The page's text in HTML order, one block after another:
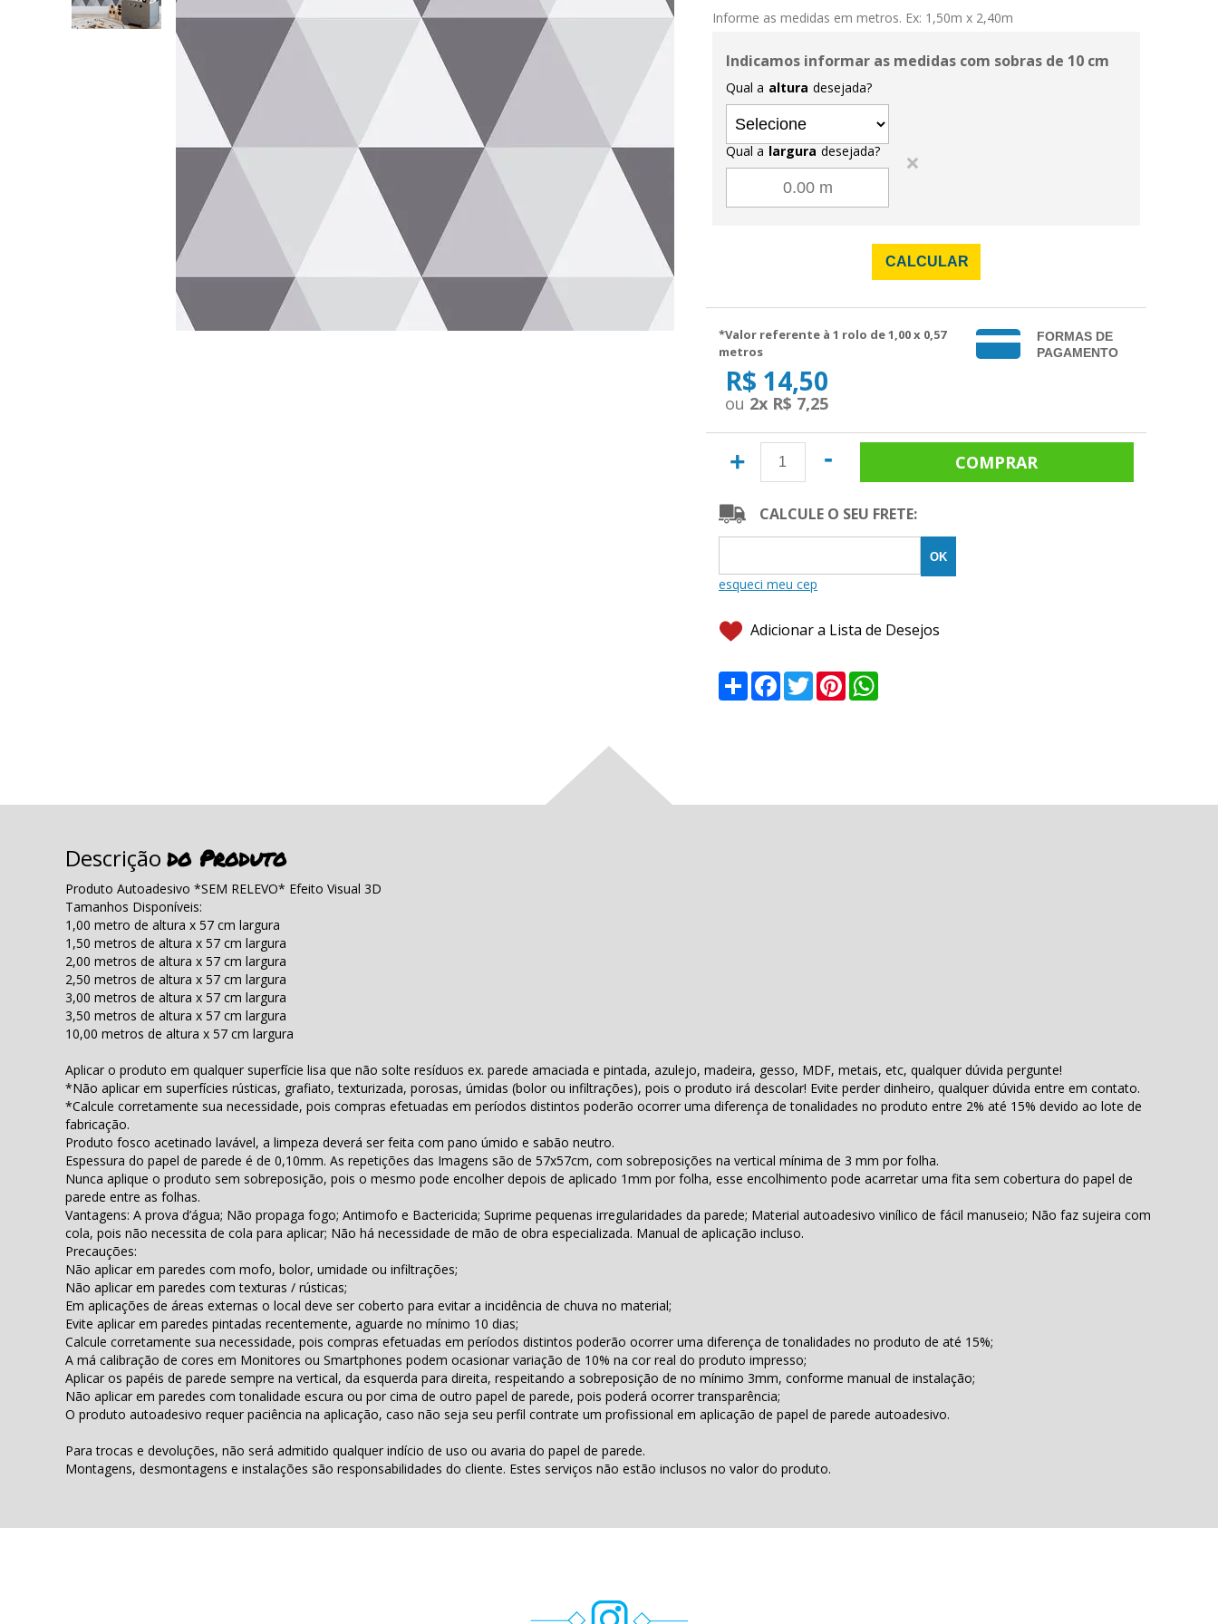
Informe as medidas em metros. Ex: 1,50m x 2,40m
Indicamos informar as medidas com sobras de 10 cm
Qual a altura desejada?
Qual a largura desejada?
CALCULAR
*Valor referente à 1 rolo de1,00x 0,57
metros
R$ 14,50
2x R$ 7,25
FORMAS DE
PAGAMENTO
+ -
CALCULE O SEU FRETE:
Adicionar a Lista de Desejos
ShareFacebook
TwitterPinterest
Descrição do Produto
Produto Autoadesivo *SEM RELEVO* Efeito Visual 3D
Tamanhos Disponíveis:
1,00 metro de altura x 57 cm largura
1,50 metros de altura x 57 cm largura
2,00 metros de altura x 57 cm largura
2,50 metros de altura x 57 cm largura
3,00 metros de altura x 57 cm largura
3,50 metros de altura x 57 cm largura
10,00 metros de altura x 57 cm largura
Aplicar o produto em qualquer superfície lisa que não solte resíduos ex. parede amaciada e pintada, azulejo, madeira, gesso, MDF, metais, etc, qualquer dúvida pergunte!
*Não aplicar em superfícies rústicas, grafiato, texturizada, porosas, úmidas (bolor ou infiltrações), pois o produto irá descolar! Evite perder dinheiro, qualquer dúvida entre em contato.
*Calcule corretamente sua necessidade, pois compras efetuadas em períodos distintos poderão ocorrer uma diferença de tonalidades no produto entre 2% até 15% devido ao lote de
fabricação.
Produto fosco acetinado lavável, a limpeza deverá ser feita com pano úmido e sabão neutro.
Espessura do papel de parede é de 0,10mm. As repetições das Imagens são de 57x57cm, com sobreposições na vertical mínima de 3 mm por folha.
Nunca aplique o produto sem sobreposição, pois o mesmo pode encolher depois de aplicado 1mm por folha, esse encolhimento pode acarretar uma fita sem cobertura do papel de
parede entre as folhas.
Vantagens: A prova d’água; Não propaga fogo; Antimofo e Bactericida; Suprime pequenas irregularidades da parede; Material autoadesivo vinílico de fácil manuseio; Não faz sujeira com
cola, pois não necessita de cola para aplicar; Não há necessidade de mão de obra especializada. Manual de aplicação incluso.
Precauções:
Não aplicar em paredes com mofo, bolor, umidade ou infiltrações;
Não aplicar em paredes com texturas / rústicas;
Em aplicações de áreas externas o local deve ser coberto para evitar a incidência de chuva no material;
Evite aplicar em paredes pintadas recentemente, aguarde no mínimo 10 dias;
Calcule corretamente sua necessidade, pois compras efetuadas em períodos distintos poderão ocorrer uma diferença de tonalidades no produto de até 15%;
A má calibração de cores em Monitores ou Smartphones podem ocasionar variação de 10% na cor real do produto impresso;
Aplicar os papéis de parede sempre na vertical, da esquerda para direita, respeitando a sobreposição de no mínimo 3mm, conforme manual de instalação;
Não aplicar em paredes com tonalidade escura ou por cima de outro papel de parede, pois poderá ocorrer transparência;
O produto autoadesivo requer paciência na aplicação, caso não seja seu perfil contrate um profissional em aplicação de papel de parede autoadesivo.
Para trocas e devoluções, não será admitido qualquer indício de uso ou avaria do papel de parede.
Montagens, desmontagens e instalações são responsabilidades do cliente. Estes serviços não estão inclusos no valor do produto.